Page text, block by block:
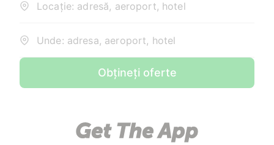
Locație: adresă, aeroport, hotel
Unde: adresa, aeroport, hotel
Obțineți oferte